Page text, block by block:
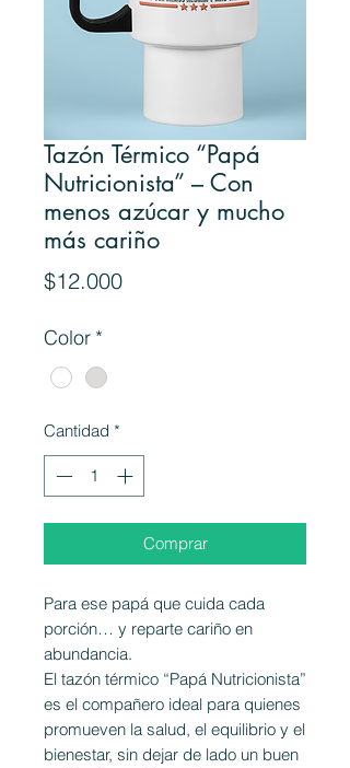
Tazón Térmico “Papá
Nutricionista” – Con
menos azúcar y mucho
más cariño
$12.000Precio
Color *
Cantidad *
Comprar
Para ese papá que cuida cada
porción… y reparte cariño en
abundancia.
El tazón térmico “Papá Nutricionista”
es el compañero ideal para quienes
promueven la salud, el equilibrio y el
bienestar, sin dejar de lado un buen